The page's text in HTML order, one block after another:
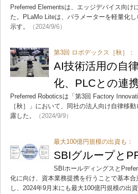
Preferred Elementsは、エッジデバイス向
た。PLaMo Liteは、パラメーターを軽量化
示す。
（2024/9/6）
第3回 ロボデックス［秋］：
AI技術活用の自
化、PLCとの連
Preferred Roboticsは「第3回 Factory
［秋］」において、同社の法人向け自律移
露した。
（2024/9/9）
最大100億円規模の出資も：
SBIグループと
SBIホールディングスと
化に向け、資本業務提携を行うことで基本
し、2024年9月末にも最大100億円規模の出資